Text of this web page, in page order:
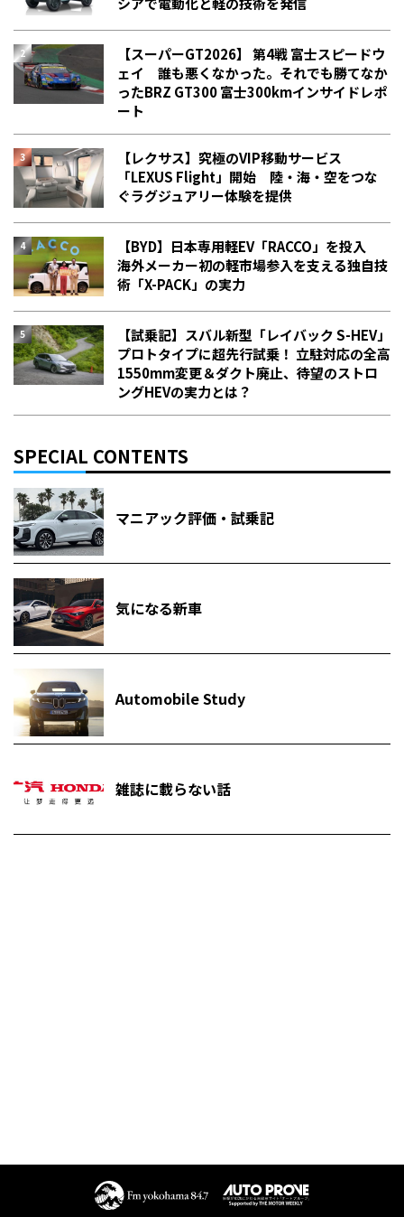
【スーパーGT2026】 第4戦 富士スピードウ
ェイ 誰も悪くなかった。それでも勝てなか
った――BRZ GT300 富士300kmインサイドレポ
ート
【レクサス】究極のVIP移動サービス
「LEXUS Flight」開始 陸・海・空をつな
ぐラグジュアリー体験を提供
【BYD】日本専用軽EV「RACCO」を投入
海外メーカー初の軽市場参入を支える独自技
術「X-PACK」の実力
【試乗記】スバル新型「レイバック S-HEV」
プロトタイプに超先行試乗！ 立駐対応の全高
1550mm変更＆ダクト廃止、待望のストロ
ングHEVの実力とは？
SPECIAL CONTENTS
マニアック評価・試乗記
気になる新車
Automobile Study
雑誌に載らない話